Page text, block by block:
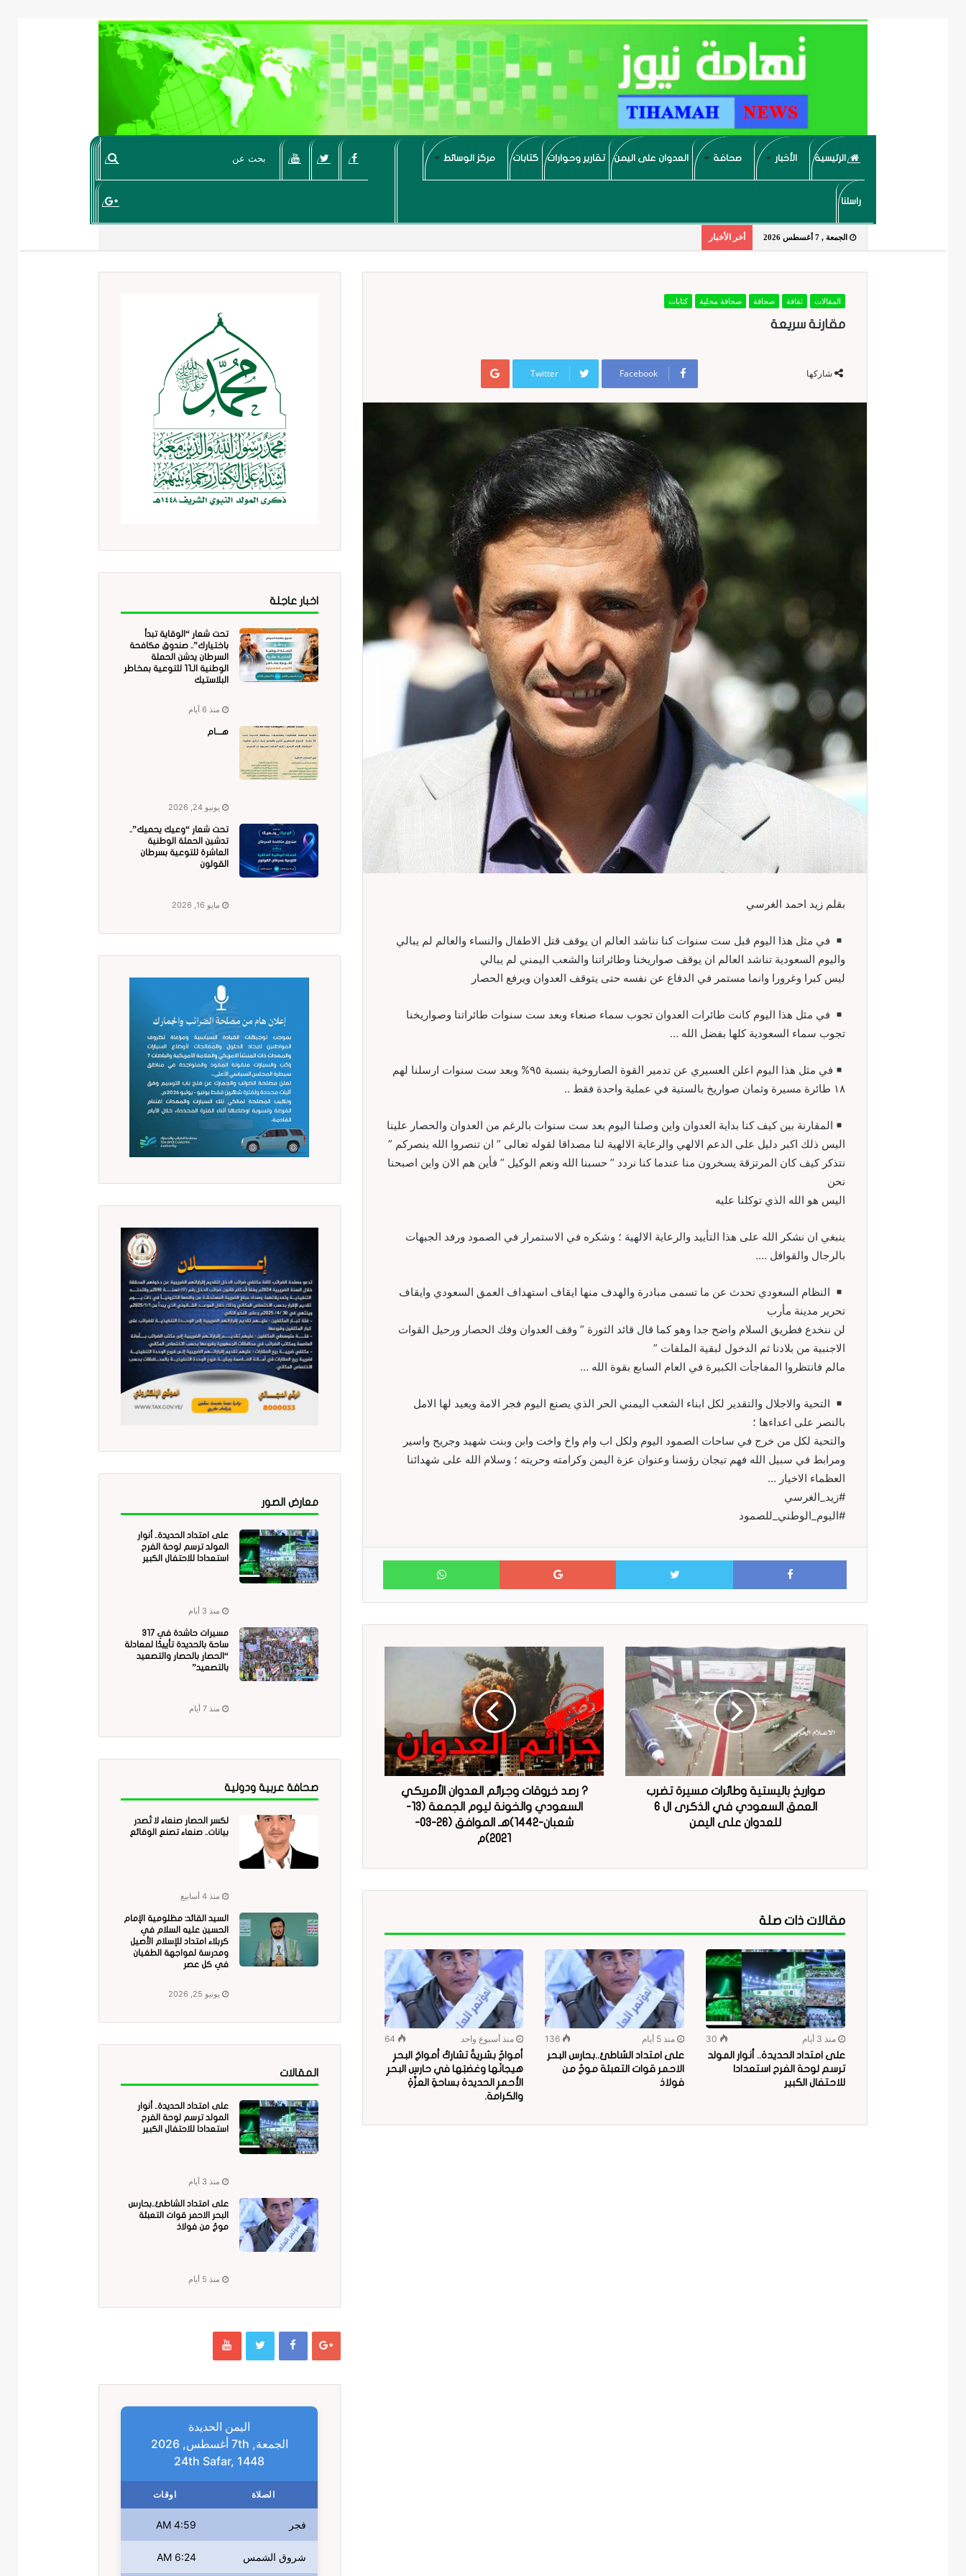
الرئيسية الأخبار صحافة العدوان على اليمن تقارير وحوارات كتابات مركز الوسائط
راسلنا
الجمعة , 7 أغسطس 2026 أخر الأخبار
المقالات ثقافة صحافة صحافة محلية كتابات
مقارنة سريعة
شاركها Facebook
Twitter
Google+
بقلم زيد احمد الغرسي
في مثل هذا اليوم قبل ست سنوات كنا نناشد العالم ان يوقف قتل الاطفال والنساء والعالم لم يبالي
واليوم السعودية تناشد العالم ان يوقف صواريخنا وطائراتنا والشعب اليمني لم يبالي
ليس كبرا وغرورا وانما مستمر في الدفاع عن نفسه حتى يتوقف العدوان ويرفع الحصار
في مثل هذا اليوم كانت طائرات العدوان تجوب سماء صنعاء وبعد ست سنوات طائراتنا وصواريخنا
تجوب سماء السعودية كلها بفضل الله …
في مثل هذا اليوم اعلن العسيري عن تدمير القوة الصاروخية بنسبة ٩٥% وبعد ست سنوات ارسلنا لهم
١٨ طائرة مسيرة وثمان صواريخ بالستية في عملية واحدة فقط ..
المقارنة بين كيف كنا بداية العدوان واين وصلنا اليوم بعد ست سنوات بالرغم من العدوان والحصار علينا
اليس ذلك اكبر دليل على الدعم الالهي والرعاية الالهية لنا مصداقا لقوله تعالى ” ان تنصروا الله ينصركم ”
نتذكر كيف كان المرتزقة يسخرون منا عندما كنا نردد ” حسبنا الله ونعم الوكيل ” فأين هم الان واين اصبحنا
نحن
اليس هو الله الذي توكلنا عليه
ينبغي ان نشكر الله على هذا التأييد والرعاية الالهية ؛ وشكره في الاستمرار في الصمود ورفد الجبهات
بالرجال والقوافل ….
النظام السعودي تحدث عن ما تسمى مبادرة والهدف منها ايقاف استهداف العمق السعودي وايقاف
تحرير مدينة مأرب
لن ننخدع فطريق السلام واضح جدا وهو كما قال قائد الثورة ” وقف العدوان وفك الحصار ورحيل القوات
الاجنبية من بلادنا ثم الدخول لبقية الملفات ”
مالم فانتظروا المفاجأت الكبيرة في العام السابع بقوة الله …
التحية والاجلال والتقدير لكل ابناء الشعب اليمني الحر الذي يصنع اليوم فجر الامة ويعيد لها الامل
بالنصر على اعداءها ؛
والتحية لكل من خرج في ساحات الصمود اليوم ولكل اب وام واخ واخت وابن وبنت شهيد وجريح واسير
ومرابط في سبيل الله فهم تيجان رؤسنا وعنوان عزة اليمن وكرامته وحريته ؛ وسلام الله على شهدائنا
العظماء الاخيار …
#زيد_الغرسي
#اليوم_الوطني_للصمود
Facebook
Twitter
Google+
WhatsApp
صواريخ باليستية وطائرات مسيرة تضرب
العمق السعودي في الذكرى ال 6
للعدوان على اليمن
? رصد خروقات وجرائم العدوان الأمريكي
السعودي والخونة ليوم الجمعة (13-
شعبان-1442)هـ الموافق (26-03-
2021)م
مقالات ذات صلة
منذ 3 أيام
30
على امتداد الحديدة.. أنوار المولد
ترسم لوحة الفرح استعدادا
للاحتفال الكبير
منذ 5 أيام
136
على امتداد الشاطئ..بحارس البحر
الاحمر قوات التعبئة موجٌ من
فولاذ
منذ أسبوع واحد
64
أمواجٌ بشريةٌ تشاركُ أمواجَ البحرِ
هيجانَها وغضبَها في حارسِ البحرِ
الأحمرِ الحديدة بساحةِ العزّةِ
والكرامة.
اخبار عاجلة
تحت شعار “الوقاية تبدأ
باختيارك”.. صندوق مكافحة
السرطان يدشن الحملة
الوطنية الـ11 للتوعية بمخاطر
البلاستيك
منذ 6 أيام
هــــام
يونيو 24, 2026
تحت شعار “وعيك يحميك”..
تدشين الحملة الوطنية
العاشرة للتوعية بسرطان
القولون
مايو 16, 2026
معارض الصور
على امتداد الحديدة.. أنوار
المولد ترسم لوحة الفرح
استعدادا للاحتفال الكبير
منذ 3 أيام
مسيرات حاشدة في 317
ساحة بالحديدة تأييدًا لمعادلة
“الحصار بالحصار والتصعيد
بالتصعيد”
منذ 7 أيام
صحافة عربية ودولية
لكسر الحصار صنعاء لا تُصدر
بيانات.. صنعاء تصنع الوقائع
منذ 4 أسابيع
السيد القائد: مظلومية الإمام
الحسين عليه السلام في
كربلاء امتداد للإسلام الأصيل
ومدرسة لمواجهة الطغيان
في كل عصر
يونيو 25, 2026
المقالات
على امتداد الحديدة.. أنوار
المولد ترسم لوحة الفرح
استعدادا للاحتفال الكبير
منذ 3 أيام
على امتداد الشاطئ..بحارس
البحر الاحمر قوات التعبئة
موجٌ من فولاذ
منذ 5 أيام
اليمن الحديدة
الجمعة, 7th أغسطس, 2026
24th Safar, 1448
الصلاة اوقات
فجر 4:59 AM
شروق الشمس 6:24 AM